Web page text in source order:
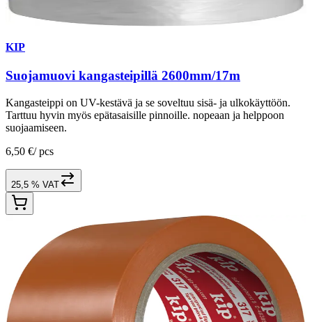
KIP
Suojamuovi kangasteipillä 2600mm/17m
Kangasteippi on UV-kestävä ja se soveltuu sisä- ja ulkokäyttöön.
Tarttuu hyvin myös epätasaisille pinnoille. nopeaan ja helppoon
suojaamiseen.
6,50 €/ pcs
25,5 % VAT